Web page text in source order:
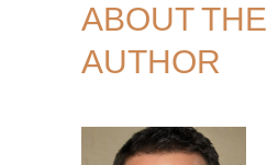
ABOUT THE
AUTHOR